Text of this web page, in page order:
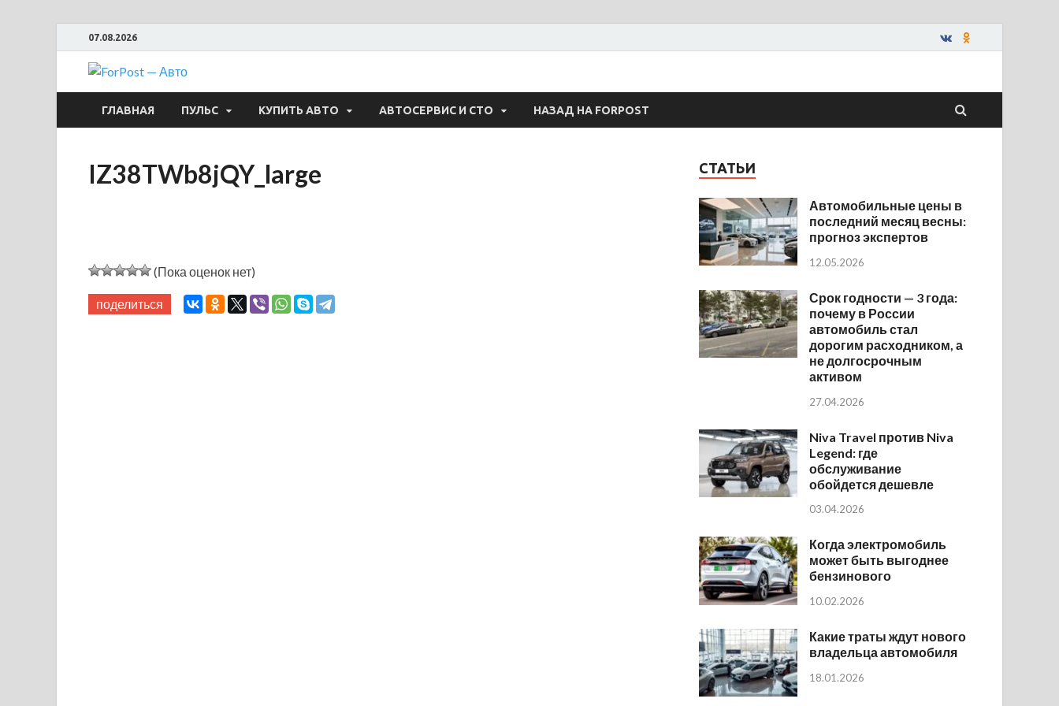
07.08.2026
ForPost — Авто
ГЛАВНАЯ ПУЛЬС КУПИТЬ АВТО АВТОСЕРВИС И СТО НАЗАД НА FORPOST
IZ38TWb8jQY_large
(Пока оценок нет)
поделиться
СТАТЬИ
Автомобильные цены в
последний месяц весны:
прогноз экспертов
12.05.2026
Срок годности — 3 года:
почему в России
автомобиль стал
дорогим расходником, а
не долгосрочным
активом
27.04.2026
Niva Travel против Niva
Legend: где
обслуживание
обойдется дешевле
03.04.2026
Когда электромобиль
может быть выгоднее
бензинового
10.02.2026
Какие траты ждут нового
владельца автомобиля
18.01.2026